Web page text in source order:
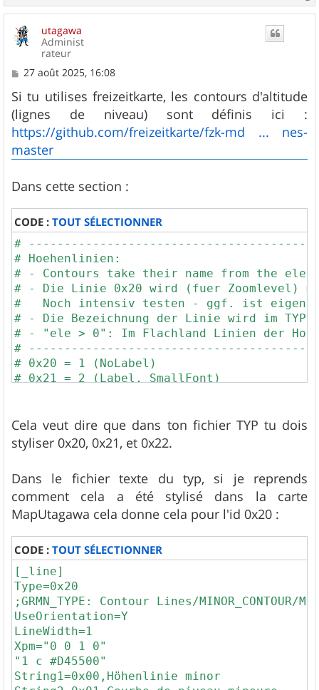
a
u
utagawa
Administ
rateur
M
s
s
a
g
e
27 août 2025, 16:08
Si tu utilises freizeitkarte, les contours d'altitude
(lignes de niveau) sont définis ici :
https://github.com/freizeitkarte/fzk-md ... nes-
master
Dans cette section :
CODE :TOUT SÉLECTIONNER
#
# Hoehenlinien:
# - Contours take their name from the
# - Die Linie 0x20 wird (fuer Zoomlevel)
#   Noch intensiv testen - ggf. ist eigene
# - Die Bezeichnung der Linie wird im
# - "ele > 0": Im Flachland Linien der
#
# 0x20 = 1 (NoLabel)
# 0x21 = 2 (Label, SmallFont)
# EXTENDEDELEVATION:
# per default only elevation lines > 0 are
# With this option all elevation lines are
contour = elevation & contour_ext =
contour = elevation & contour_ext =
contour = elevation & contour_ext =
contour = elevation & contour_ext =
#else
contour = elevation & contour_ext =
contour = elevation & contour_ext =
contour = elevation & contour_ext =
contour = elevation & contour_ext =
Cela veut dire que dans ton fichier TYP tu dois
styliser 0x20, 0x21, et 0x22.
Dans le fichier texte du typ, si je reprends
comment cela a été stylisé dans la carte
MapUtagawa cela donne cela pour l'id 0x20 :
CODE :TOUT SÉLECTIONNER
[_line]
Type=0x20
;GRMN_TYPE: Contour Lines/
UseOrientation=Y
LineWidth=1
Xpm="0 0 1 0"
"1 c #D45500"
String1=0x00,Höhenlinie minor